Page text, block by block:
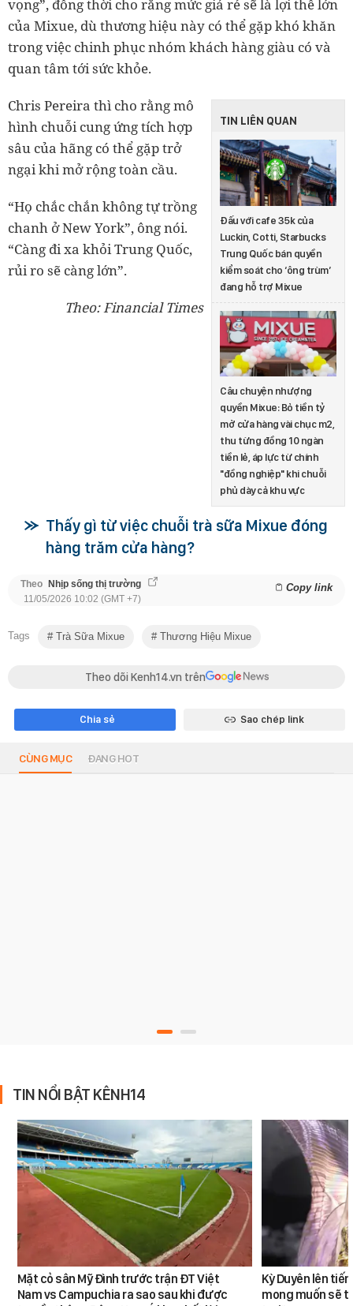
vọng”, đồng thời cho rằng mức giá rẻ sẽ là lợi thế lớn
của Mixue, dù thương hiệu này có thể gặp khó khăn
trong việc chinh phục nhóm khách hàng giàu có và
quan tâm tới sức khỏe.
TIN LIÊN QUAN
Đấu với cafe 35k của
Luckin, Cotti, Starbucks
Trung Quốc bán quyền
kiểm soát cho ‘ông trùm’
đang hỗ trợ Mixue
Câu chuyện nhượng
quyền Mixue: Bỏ tiền tỷ
mở cửa hàng vài chục m2,
thu từng đồng 10 ngàn
tiền lẻ, áp lực từ chính
"đồng nghiệp" khi chuỗi
phủ dày cả khu vực
Chris Pereira thì cho rằng mô
hình chuỗi cung ứng tích hợp
sâu của hãng có thể gặp trở
ngại khi mở rộng toàn cầu.
“Họ chắc chắn không tự trồng
chanh ở New York”, ông nói.
“Càng đi xa khỏi Trung Quốc,
rủi ro sẽ càng lớn”.
Theo: Financial Times
Thấy gì từ việc chuỗi trà sữa Mixue đóng
hàng trăm cửa hàng?
Theo Nhịp sống thị trường Copy link
11/05/2026 10:02 (GMT +7)
Tags Trà Sữa Mixue Thương Hiệu Mixue
Theo dõi Kenh14.vn trên
Chia sẻ Sao chép link
CÙNG MỤC ĐANG HOT
TIN NỔI BẬT KÊNH14
Mặt cỏ sân Mỹ Đình trước trận ĐT Việt
Nam vs Campuchia ra sao sau khi được
Kỳ Duyên lên
mong muốn sẽ